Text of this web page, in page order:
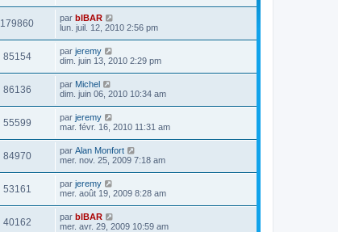
179860 par bIBAR
lun. juil. 12, 2010 2:56 pm
85154 par jeremy
dim. juin 13, 2010 2:29 pm
86136 par Michel
dim. juin 06, 2010 10:34 am
55599 par jeremy
mar. févr. 16, 2010 11:31 am
84970 par Alan Monfort
mer. nov. 25, 2009 7:18 am
53161 par jeremy
mer. août 19, 2009 8:28 am
40162 par bIBAR
mer. avr. 29, 2009 10:59 am